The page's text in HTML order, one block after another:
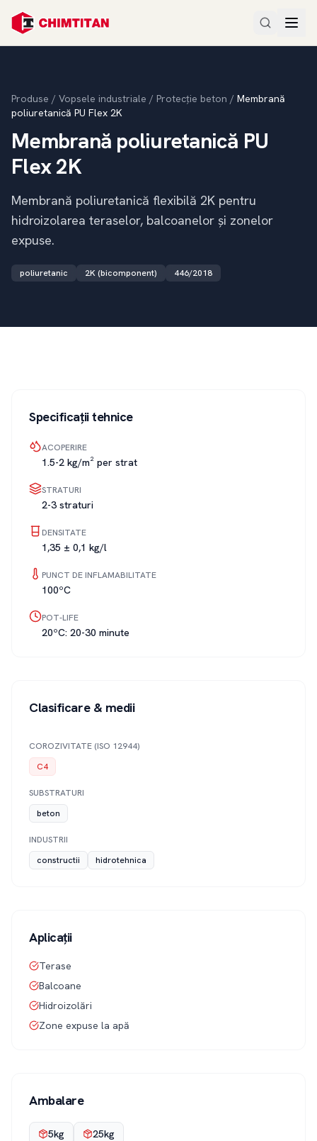
Produse / Vopsele industriale / Protecție beton / Membrană
poliuretanică PU Flex 2K
Membrană poliuretanică PU
Flex 2K
Membrană poliuretanică flexibilă 2K pentru
hidroizolarea teraselor, balcoanelor și zonelor
expuse.
poliuretanic 2K (bicomponent) 446/2018
Specificații tehnice
ACOPERIRE
1.5-2 kg/m² per strat
STRATURI
2-3 straturi
DENSITATE
1,35 ± 0,1 kg/l
PUNCT DE INFLAMABILITATE
100ºC
POT-LIFE
20ºC: 20-30 minute
Clasificare & medii
COROZIVITATE (ISO 12944)
C4
SUBSTRATURI
beton
INDUSTRII
constructii
hidrotehnica
Aplicații
Terase
Balcoane
Hidroizolări
Zone expuse la apă
Ambalare
5kg 25kg